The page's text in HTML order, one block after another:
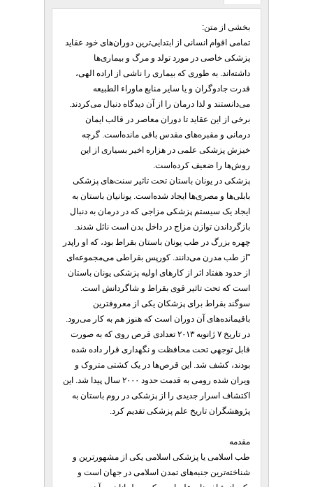
بخشی از متن:
تمامی اقوام انسانی از ابتدایی‌ترین دوران‌های خود عقاید
پزشکی خاصی در مورد تولد و مرگ و بیماری‌ها
داشته‌اند. به طوری که بیماری را ناشی از اراده الهی،
قدرت جادوگران و یا سایر منابع ماوراء الطبیعه
می‌دانستند و لذا درمان را از آن دیدگاه دنبال می‌کردند.
برخی از این عقاید تا دوران معاصر در قالب ایمان
درمانی و مقبره‌های مقدس باقی مانده‌است. گرچه
خیزش پزشکی علمی در هزاره اخیر بسیاری از این
روش‌ها را ضعیف کرده‌است.
پزشکی در یونان باستان تحت تاثیر سنت‌های پزشکی
بابلی‌ها و مصری‌ها ایجاد شده‌است. یونانیان باستان به
ایجاد یک سیستم پزشکی مزاجی که در درمان به دنبال
بازگرداندن توازن مزاج در داخل بدن است نائل شدند.
چهره بزرگ در طب یونان باستان بقراط بود، که او راپدر
"از طب مدرن می‌دانند. کورپس بقراطی می‌مجموعه‌ای
از حدود هفتاد اثر از کارهای اولیه پزشکی یونان باستان
است که تحت تاثیر قوی بقراط و شاگردانش است.
سوگند بقراط برای پزشکان یکی از معروفترین
باقیمانده‌های آن دوران است که هنوز هم به کار می‌رود.
در تاریخ ۷ ژانویه ۲۰۱۳ تعدادی قرص روی که به صورت
قابل توجهی تحت محافظت و نگهداری قرار داده شده
بودند، کشف شد. این قرص‌ها در یک کشتی متروک و
ویران شده رومی به قدمت حدود ۲۰۰۰ سال پیدا شد. این
اکتشاف اسرار جدیدی را از پزشکی در روم باستان به
پژوهشگران تاریخ علم پزشکی تقدیم کرد.
مقدمه
طب اسلامی یا پزشکی اسلامی یکی از مشهورترین و
شناخته‌ترین جنبه‌های تمدن اسلامی در جهان است و